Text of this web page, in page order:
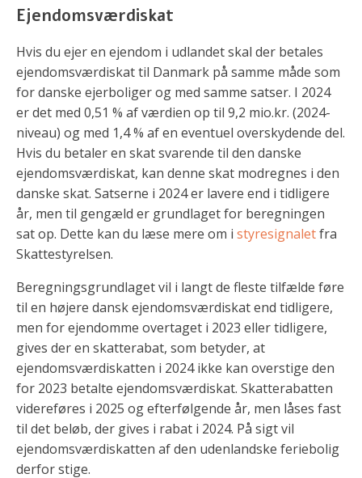
Ejendomsværdiskat
Hvis du ejer en ejendom i udlandet skal der betales
ejendomsværdiskat til Danmark på samme måde som
for danske ejerboliger og med samme satser. I 2024
er det med 0,51 % af værdien op til 9,2 mio.kr. (2024-
niveau) og med 1,4 % af en eventuel overskydende del.
Hvis du betaler en skat svarende til den danske
ejendomsværdiskat, kan denne skat modregnes i den
danske skat. Satserne i 2024 er lavere end i tidligere
år, men til gengæld er grundlaget for beregningen
sat op. Dette kan du læse mere om i styresignaletfra
Skattestyrelsen.
Beregningsgrundlaget vil i langt de fleste tilfælde føre
til en højere dansk ejendomsværdiskat end tidligere,
men for ejendomme overtaget i 2023 eller tidligere,
gives der en skatterabat, som betyder, at
ejendomsværdiskatten i 2024 ikke kan overstige den
for 2023 betalte ejendomsværdiskat. Skatterabatten
videreføres i 2025 og efterfølgende år, men låses fast
til det beløb, der gives i rabat i 2024. På sigt vil
ejendomsværdiskatten af den udenlandske feriebolig
derfor stige.